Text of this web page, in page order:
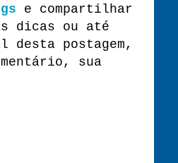
e compartilhar
dicas ou até
desta postagem,
sua